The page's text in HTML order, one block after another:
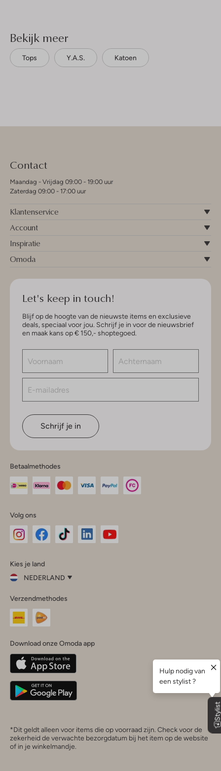
Bekijk meer
Tops Y.a.s. Katoen
Contact
Maandag - Vrijdag 09:00 - 19:00 uur
Zaterdag 09:00 - 17:00 uur
Klantenservice
Account
Inspiratie
Omoda
Let's keep in touch!
Blijf op de hoogte van de nieuwste items en exclusieve
deals, speciaal voor jou. Schrijf je in voor de nieuwsbrief
en maak kans op € 150,- shoptegoed.
Schrijf je in
Betaalmethodes
Volg ons
InstagramFacebook
Kies je land
NEDERLAND
je
land
Nederland
Belgique(Français)
Deutschland
Verzendmethodes
Download onze Omoda app
*Dit geldt alleen voor items die op voorraad zijn. Check voor de
zekerheid de verwachte bezorgdatum bij het item op de website
of in je winkelmandje.